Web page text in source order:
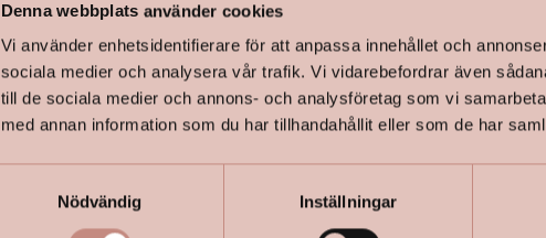
Denna webbplats använder cookies
Vi använder enhetsidentifierare för att anpassa innehållet och
sociala medier och analysera vår trafik. Vi vidarebefordrar även
till de sociala medier och annons- och analysföretag som vi
med annan information som du har tillhandahållit eller som de har
Nödvändig Inställningar